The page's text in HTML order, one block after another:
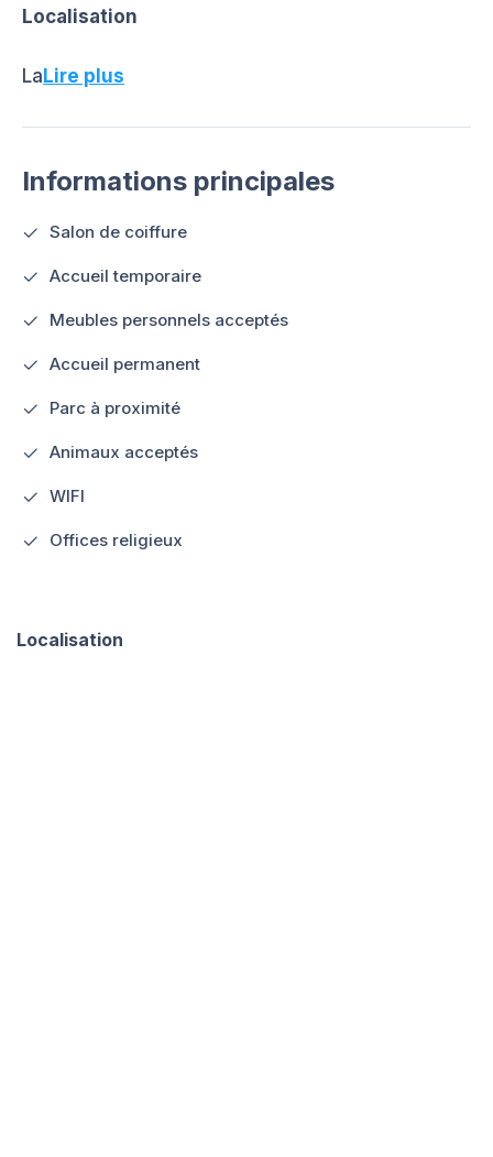
Localisation
LaLire plus
Informations principales
Salon de coiffure
Accueil temporaire
Meubles personnels acceptés
Accueil permanent
Parc à proximité
Animaux acceptés
WIFI
Offices religieux
Localisation